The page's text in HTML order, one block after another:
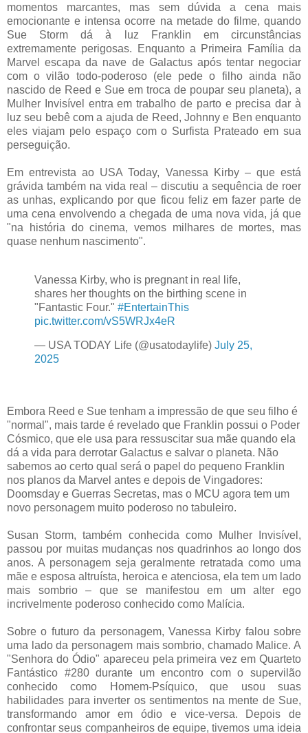
momentos marcantes, mas sem dúvida a cena mais
emocionante e intensa ocorre na metade do filme, quando
Sue Storm dá à luz Franklin em circunstâncias
extremamente perigosas. Enquanto a Primeira Família da
Marvel escapa da nave de Galactus após tentar negociar
com o vilão todo-poderoso (ele pede o filho ainda não
nascido de Reed e Sue em troca de poupar seu planeta), a
Mulher Invisível entra em trabalho de parto e precisa dar à
luz seu bebê com a ajuda de Reed, Johnny e Ben enquanto
eles viajam pelo espaço com o Surfista Prateado em sua
perseguição.
Em entrevista ao USA Today, Vanessa Kirby – que está
grávida também na vida real – discutiu a sequência de roer
as unhas, explicando por que ficou feliz em fazer parte de
uma cena envolvendo a chegada de uma nova vida, já que
"na história do cinema, vemos milhares de mortes, mas
quase nenhum nascimento".
Vanessa Kirby, who is pregnant in real life,
shares her thoughts on the birthing scene in
"Fantastic Four." #EntertainThis
pic.twitter.com/vS5WRJx4eR
— USA TODAY Life (@usatodaylife) July 25,
2025
Embora Reed e Sue tenham a impressão de que seu filho é
"normal", mais tarde é revelado que Franklin possui o Poder
Cósmico, que ele usa para ressuscitar sua mãe quando ela
dá a vida para derrotar Galactus e salvar o planeta. Não
sabemos ao certo qual será o papel do pequeno Franklin
nos planos da Marvel antes e depois de Vingadores:
Doomsday e Guerras Secretas, mas o MCU agora tem um
novo personagem muito poderoso no tabuleiro.
Susan Storm, também conhecida como Mulher Invisível,
passou por muitas mudanças nos quadrinhos ao longo dos
anos. A personagem seja geralmente retratada como uma
mãe e esposa altruísta, heroica e atenciosa, ela tem um lado
mais sombrio – que se manifestou em um alter ego
incrivelmente poderoso conhecido como Malícia.
Sobre o futuro da personagem, Vanessa Kirby falou sobre
uma lado da personagem mais sombrio, chamado Malice. A
"Senhora do Ódio" apareceu pela primeira vez em Quarteto
Fantástico #280 durante um encontro com o supervilão
conhecido como Homem-Psíquico, que usou suas
habilidades para inverter os sentimentos na mente de Sue,
transformando amor em ódio e vice-versa. Depois de
confrontar seus companheiros de equipe, tivemos uma ideia